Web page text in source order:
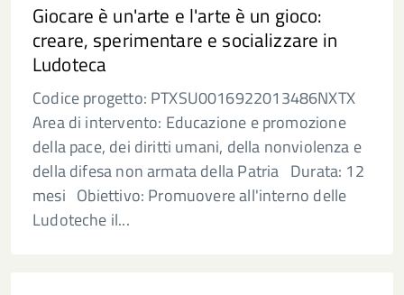
Giocare è un'arte e l'arte è un gioco:
creare, sperimentare e socializzare in
Ludoteca
Codice progetto: PTXSU0016922013486NXTX
Area di intervento: Educazione e promozione
della pace, dei diritti umani, della nonviolenza e
della difesa non armata della Patria Durata: 12
mesi Obiettivo: Promuovere all'interno delle
Ludoteche il...